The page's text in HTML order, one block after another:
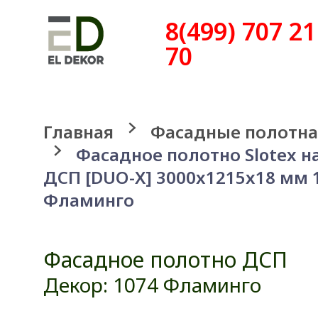
8(499) 707 21
70
Главная
Фасадные
Фасадное полотно Slotex
ДСП [DUO-X] 3000x1215x18 мм
Фламинго
Фасадное полотно ДСП
Декор: 1074 Фламинго